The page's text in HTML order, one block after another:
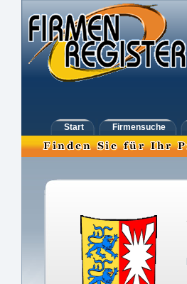
Start Firmensuche